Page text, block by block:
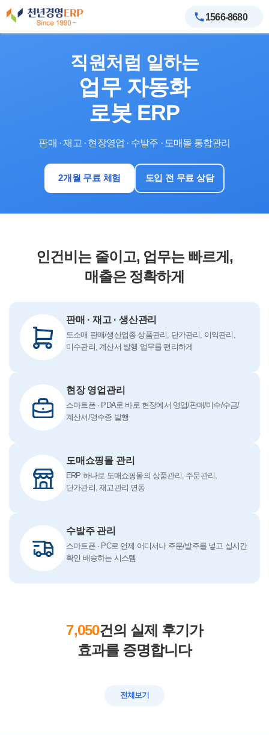
1566-8680
직원처럼 일하는
업무 자동화
로봇 ERP
판매 · 재고 · 현장영업 · 수발주 · 도매몰 통합관리
2개월 무료 체험 도입 전 무료 상담
인건비는 줄이고, 업무는 빠르게,
매출은 정확하게
판매 · 재고 · 생산관리
도소매 판매/생산업종 상품관리, 단가관리, 이익관리,
미수관리, 계산서 발행 업무를 편리하게
현장 영업관리
스마트폰 · PDA로 바로 현장에서 영업/판매/미수/수금/
계산서/영수증 발행
도매쇼핑몰 관리
ERP 하나로 도매쇼핑몰의 상품관리, 주문관리,
단가관리, 재고관리 연동
수발주 관리
스마트폰 · PC로 언제 어디서나 주문/발주를 넣고 실시간
확인 배송하는 시스템
7,050건의 실제 후기가
효과를 증명합니다
전체보기